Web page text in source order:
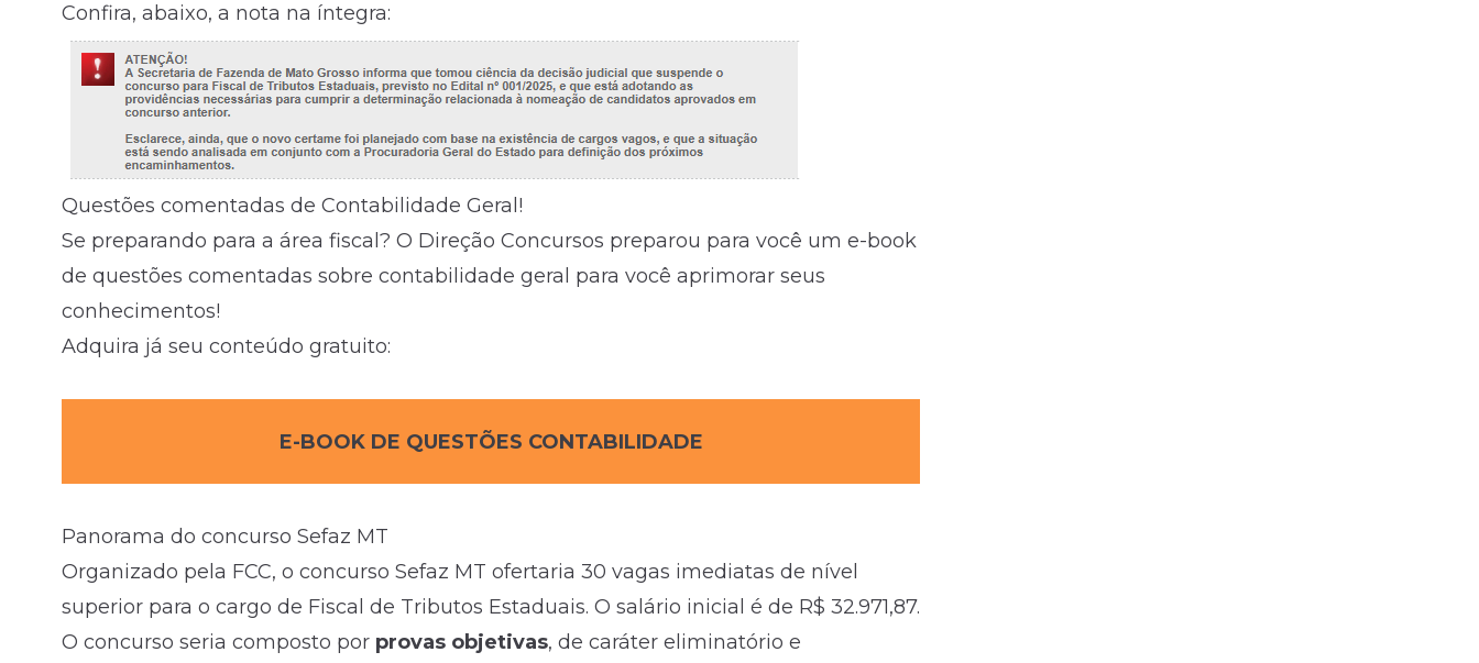
Confira, abaixo, a nota na íntegra:
Questões comentadas de Contabilidade Geral!
Se preparando para a área fiscal? O Direção Concursos preparou para você um e-book
de questões comentadas sobre contabilidade geral para você aprimorar seus
conhecimentos!
Adquira já seu conteúdo gratuito:
E-BOOK DE QUESTÕES CONTABILIDADE
Panorama do concurso Sefaz MT
Organizado pela FCC, o concurso Sefaz MT ofertaria 30 vagas imediatas de nível
superior para o cargo de Fiscal de Tributos Estaduais. O salário inicial é de R$ 32.971,87.
O concurso seria composto por provas objetivas, de caráter eliminatório e